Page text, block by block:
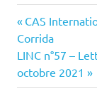
de
l’article
Previous
Post:
CAS
Corrida
Next
Post:
LINC n°57 –
octobre 2021